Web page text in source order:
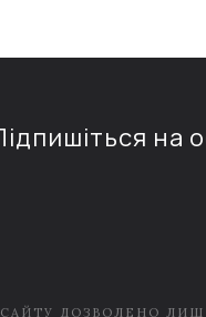
на
САЙТУ ДОЗВОЛЕНО